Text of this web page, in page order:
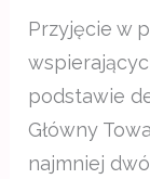
Przyjęcie w
podstawie
Główny
najmniej